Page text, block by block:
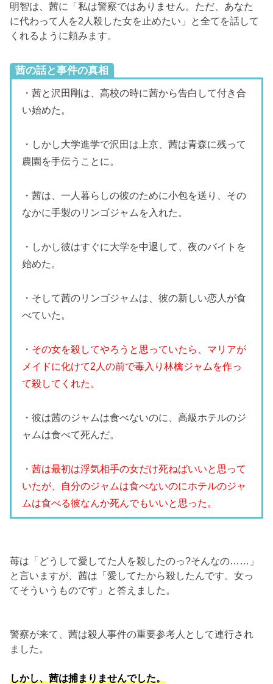
明智は、茜に「私は警察ではありません。ただ、あなた
に代わって人を2人殺した女を止めたい」と全てを話して
くれるように頼みます。
茜の話と事件の真相
・茜と沢田剛は、高校の時に茜から告白して付き合
い始めた。
・しかし大学進学で沢田は上京、茜は青森に残って
農園を手伝うことに。
・茜は、一人暮らしの彼のために小包を送り、その
なかに手製のリンゴジャムを入れた。
・しかし彼はすぐに大学を中退して、夜のバイトを
始めた。
・そして茜のリンゴジャムは、彼の新しい恋人が食
べていた。
・ その女を殺してやろうと思っていたら、マリアが
メイドに化けて2人の前で毒入り林檎ジャムを作っ
て殺してくれた。
・彼は茜のジャムは食べないのに、高級ホテルのジ
ャムは食べて死んだ。
・ 茜は最初は浮気相手の女だけ死ねばいいと思って
いたが、自分のジャムは食べないのにホテルのジャ
ムは食べる彼なんか死んでもいいと思った。
苺は「どうして愛してた人を殺したのっ?そんなの……」
と言いますが、茜は「愛してたから殺したんです。女っ
てそういうものです」と答えました。
警察が来て、茜は殺人事件の重要参考人として連行され
ました。
しかし、茜は捕まりませんでした。